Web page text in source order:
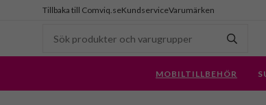
Tillbaka till Comviq.seKundserviceVarumärken
MOBILTILLBEHÖR